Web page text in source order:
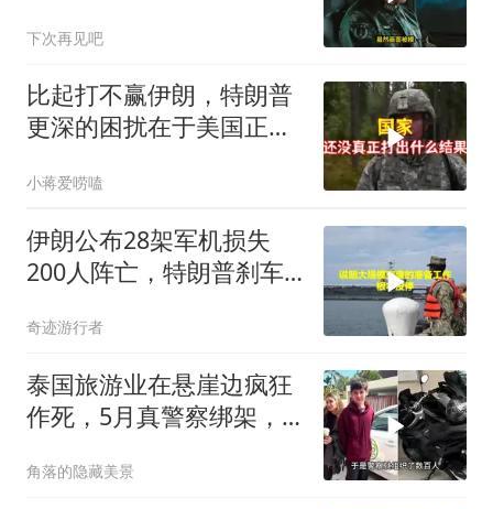
下次再见吧
比起打不赢伊朗，特朗普
更深的困扰在于美国正重
小蒋爱唠嗑
伊朗公布28架军机损失
200人阵亡，特朗普刹车
奇迹游行者
泰国旅游业在悬崖边疯狂
作死，5月真警察绑架，7
角落的隐藏美景